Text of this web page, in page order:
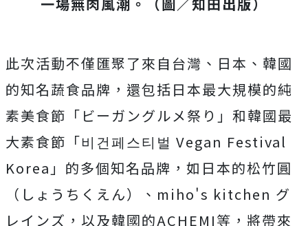
此次活動不僅匯聚了來自台灣、日本、韓國
的知名蔬食品牌，還包括日本最大規模的純
素美食節「ビーガングルメ祭り」和韓國最
大素食節「비건페스티벌 Vegan Festival
Korea」的多個知名品牌，如日本的松竹圓
（しょうちくえん）、miho's kitchen グ
レインズ，以及韓國的ACHEMI等，將帶來